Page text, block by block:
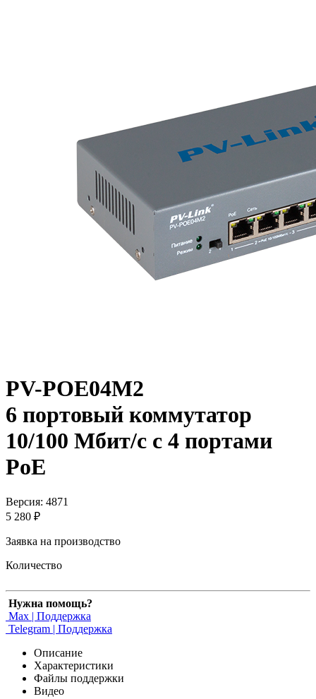
PV-POE04M2
6 портовый коммутатор
10/100 Мбит/с с 4 портами
PoE
Версия: 4871
5 280 ₽
Заявка на производство
Количество
Нужна помощь?
Max | Поддержка
Telegram | Поддержка
Описание
Характеристики
Файлы поддержки
Видео